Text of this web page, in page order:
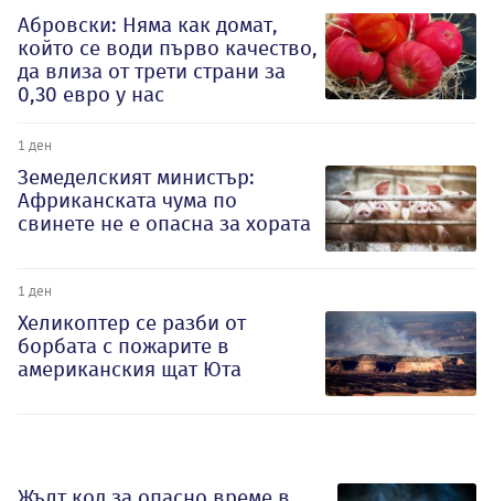
Абровски: Няма как домат,
който се води първо качество,
да влиза от трети страни за
0,30 евро у нас
1 ден
Земеделският министър:
Африканската чума по
свинете не е опасна за хората
1 ден
Хеликоптер се разби от
борбата с пожарите в
американския щат Юта